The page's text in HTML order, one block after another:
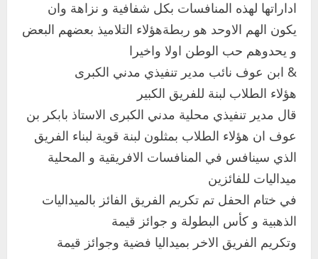
اداراتها لهذه المنافسات بكل شفافية و نزاهة وان
يكون الهم الاوحد هو ربطةهؤلاء التلاميذ بعضهم البعض
و يحدوهم حب الوطن اولا واخيرا
& ابن عوف نائب مدير تنفيذي مدني الكبرى
هؤلاء الطلاب لبنة للفريق الكبير
قال مدير تنفيذي محلية مدني الكبرى الاستاذ بابكر بن
عوف ان هؤلاء الطلاب بمثلون لبنة قوية لبناء الفريق
الذي سينافس في المنافسات الافريقية و المحلية
ميداليات للفائزين
في ختام الحفل تم تكريم الفريق الفائز بالميداليات
الذهبية و كأس البطولة و جوائز قيمة
وتكريم الفريق الاخر بميداليا فضية وجوائز قيمة
2
اخر الاخبار
التعليم الخاص بمحلية ودمدني الكبرى
يعلن تخفيض الرسوم الدراسية لهذا العام
بنسبة15%
3
وزير التربية والتعليم بالولاية يدشن ورشة
تأهيل معلمي مادة اللغة الإنجليزية بمحلية
ودمدني الكبرى
أغسطس 3, 2026